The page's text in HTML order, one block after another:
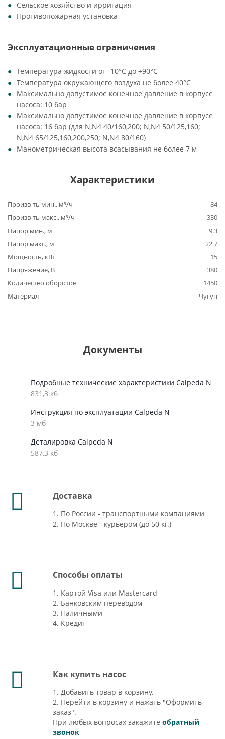
Сельское хозяйство и ирригация
Противопожарная установка
Эксплуатационные ограничения
Температура жидкости от -10°C до +90°C
Температура окружающего воздуха не более 40°C
Максимально допустимое конечное давление в корпусе
насоса: 10 бар
Максимально допустимое конечное давление в корпусе
насоса: 16 бар (для N,N4 40/160,200; N,N4 50/125,160;
N,N4 65/125,160,200,250; N,N4 80/160)
Манометрическая высота всасывания не более 7 м
Характеристики
Произв-ть мин., м³/ч
84
Произв-ть макс., м³/ч
330
Напор мин., м
9.3
Напор макс., м
22.7
Мощность, кВт
15
Напряжение, В
380
Количество оборотов
1450
Материал
Чугун
Документы
Подробные технические характеристики Calpeda N
831,3 кб
Инструкция по эксплуатации Calpeda N
3 мб
Деталировка Calpeda N
587,3 кб
Доставка
1. По России - транспортными компаниями
2. По Москве - курьером (до 50 кг.)
Способы оплаты
1. Картой Visa или Mastercard
2. Банковским переводом
3. Наличными
4. Кредит
Как купить насос
1. Добавить товар в корзину.
2. Перейти в корзину и нажать "Оформить
заказ".
При любых вопросах закажите обратный
звонок